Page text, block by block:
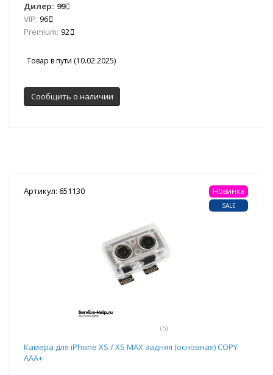
Дилер: 99
VIP: 96
Premium: 92
Товар в пути (10.02.2025)
Сообщить о наличии
Артикул: 651130
(5)
Новинка
SALE
Камера для iPhone XS / XS MAX задняя (основная) COPY
ААА+